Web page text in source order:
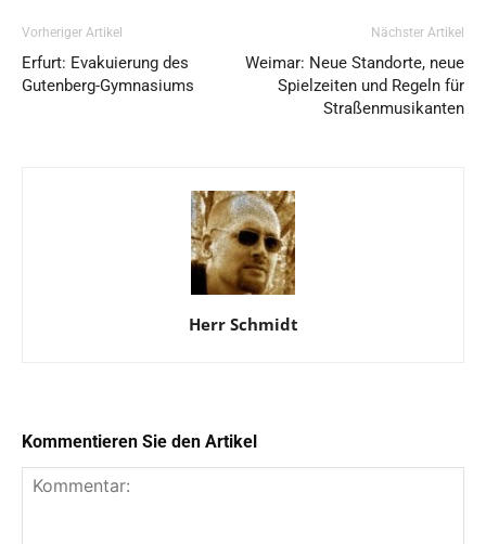
Vorheriger Artikel
Erfurt: Evakuierung des
Gutenberg-Gymnasiums
Nächster Artikel
Weimar: Neue Standorte, neue
Spielzeiten und Regeln für
Straßenmusikanten
Herr Schmidt
Kommentieren Sie den Artikel